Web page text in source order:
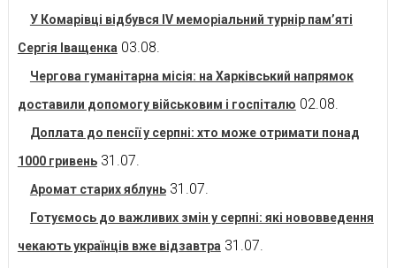
У Комарівці відбувся IV меморіальний турнір пам’яті
Сергія Іващенка 03.08.
Чергова гуманітарна місія: на Харківський напрямок
доставили допомогу військовим і госпіталю 02.08.
Доплата до пенсії у серпні: хто може отримати понад
1000 гривень 31.07.
Аромат старих яблунь 31.07.
Готуємось до важливих змін у серпні: які нововведення
чекають українців вже відзавтра 31.07.